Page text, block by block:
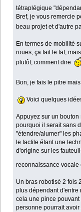
tétraplégique
Bref, je vous remercie
beau projet et d'autre
En termes de mobilité
roues, ça fait le taf,
plutôt, comment dire
Bon, je fais le pitre
Voici quelques
Appuyez sur un
pourquoi il serait sans
"étendre/alumer" les
le tactile étant une
d'origine sur les
reconnaissance vocale
Un bras robotisé 2 fois
plus dépendant d'entre
cela une pince pouvant
personne pourrait